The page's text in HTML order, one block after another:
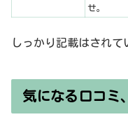
せ。
しっかり記載はされ
気になる口コミ